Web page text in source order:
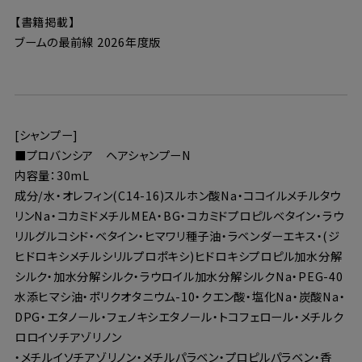
【書籍掲載】
ブームの最前線 2026年度版
[シャンプー]
■プロバンシア ヘアシャンプーN
内容量：30mL
成分/水・オレフィン(C14-16)スルホン酸Na・ココイルメチルタウ
リンNa・コカミドメチルMEA・BG・コカミドプロピルベタイン・ラウ
リルグルコシド・ベタイン・ヒマワリ種子油・ラベンダーエキス・(ジ
ヒドロキシメチルシリルプロポキシ)ヒドロキシプロピル加水分解
シルク・加水分解シルク・ラウロイル加水分解シルクNa・PEG-40
水添ヒマシ油・ポリクオタニウム-10・クエン酸・塩化Na・炭酸Na・
DPG・エタノール・フェノキシエタノール・トコフェロール・メチルク
ロロイソチアゾリノン
・メチルイソチアゾリノン・メチルパラベン・プロピルパラベン・香